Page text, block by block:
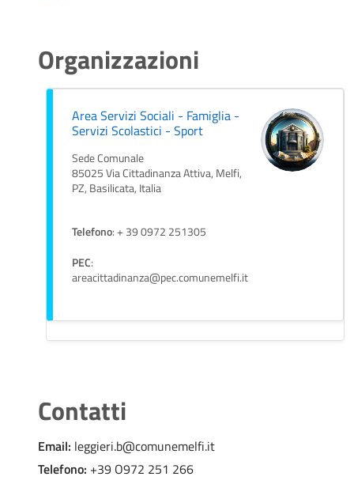
Organizzazioni
Area Servizi Sociali - Famiglia -
Servizi Scolastici - Sport
Sede Comunale
85025 Via Cittadinanza Attiva, Melfi,
PZ, Basilicata, Italia
Telefono: + 39 0972 251305
PEC:
areacittadinanza@pec.comunemelfi.it
Contatti
Email: leggieri.b@comunemelfi.it
Telefono: +39 O972 251 266